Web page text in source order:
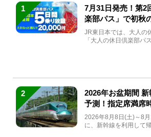
1
7月31日発売！第2
楽部パス」で初秋
JR東日本では、大人の
「大人の休日倶楽部パ
2
2026年お盆期間
予測！指定席満席
急券も解説
2026年8月8日(土)～8
に、新幹線を利用して